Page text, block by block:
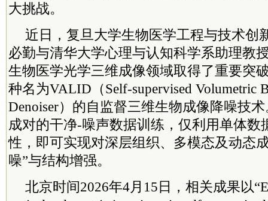
大挑战。
近日，复旦大学生物医学工程与技术创
必勤与清华大学心理与认知科学系助理教
生物医学光学三维成像领域取得了重要突
种名为VALID（Self-supervised Volumetric
Denoiser）的自监督三维生物成像降噪技
成对的干净-噪声数据训练，仅利用单体数
性，即可实现对深层组织、多模态及动态
噪”与结构增强。
北京时间2026年4月15日，相关成果以